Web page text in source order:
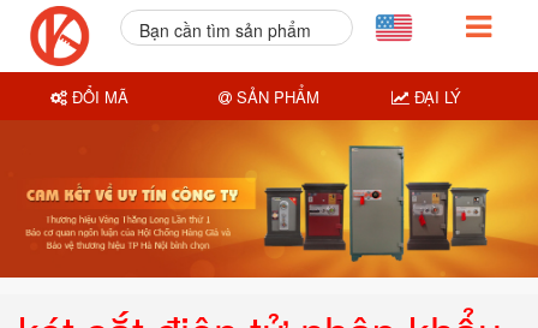
Bạn cần tìm sản phẩm
ĐỔI MÃ SẢN PHẨM ĐẠI LÝ